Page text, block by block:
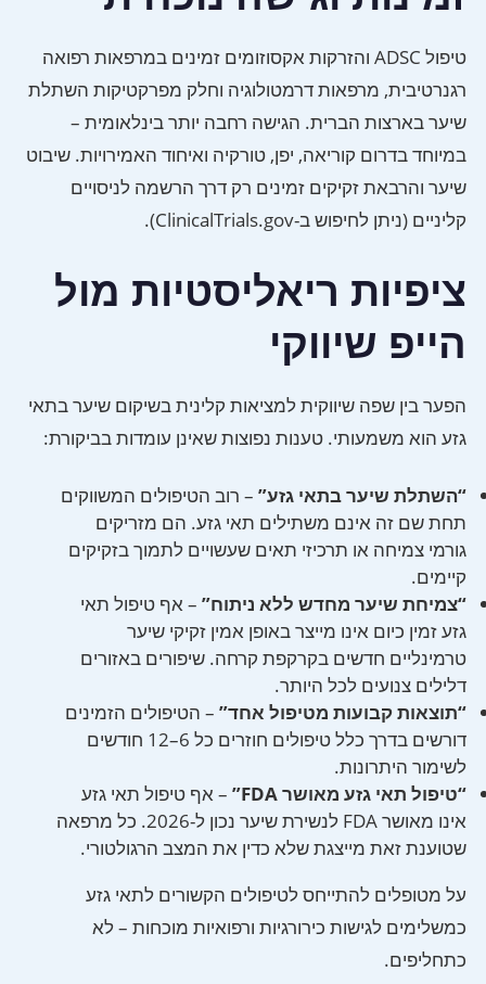
טיפול ADSC והזרקות אקסוזומים זמינים במרפאות רפואה
רגנרטיבית, מרפאות דרמטולוגיה וחלק מפרקטיקות השתלת
שיער בארצות הברית. הגישה רחבה יותר בינלאומית –
במיוחד בדרום קוריאה, יפן, טורקיה ואיחוד האמירויות. שיבוט
שיער והרבאת זקיקים זמינים רק דרך הרשמה לניסויים
קליניים (ניתן לחיפוש ב-ClinicalTrials.gov).
ציפיות ריאליסטיות מול
הייפ שיווקי
הפער בין שפה שיווקית למציאות קלינית בשיקום שיער בתאי
גזע הוא משמעותי. טענות נפוצות שאינן עומדות בביקורת:
“השתלת שיער בתאי גזע” – רוב הטיפולים המשווקים
תחת שם זה אינם משתילים תאי גזע. הם מזריקים
גורמי צמיחה או תרכיזי תאים שעשויים לתמוך בזקיקים
קיימים.
“צמיחת שיער מחדש ללא ניתוח” – אף טיפול תאי
גזע זמין כיום אינו מייצר באופן אמין זקיקי שיער
טרמינליים חדשים בקרקפת קרחה. שיפורים באזורים
דלילים צנועים לכל היותר.
“תוצאות קבועות מטיפול אחד” – הטיפולים הזמינים
דורשים בדרך כלל טיפולים חוזרים כל 6–12 חודשים
לשימור היתרונות.
“טיפול תאי גזע מאושר FDA”
– אף טיפול תאי גזע
אינו מאושר FDA לנשירת שיער נכון ל-2026. כל מרפאה
שטוענת זאת מייצגת שלא כדין את המצב הרגולטורי.
על מטופלים להתייחס לטיפולים הקשורים לתאי גזע
כמשלימים לגישות כירורגיות ורפואיות מוכחות – לא
כתחליפים.